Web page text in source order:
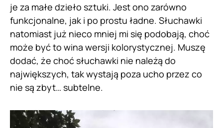
je za małe dzieło sztuki. Jest ono zarówno
funkcjonalne, jak i po prostu ładne. Słuchawki
natomiast już nieco mniej mi się podobają, choć
może być to wina wersji kolorystycznej. Muszę
dodać, że choć słuchawki nie należą do
największych, tak wystają poza ucho przez co
nie są zbyt… subtelne.